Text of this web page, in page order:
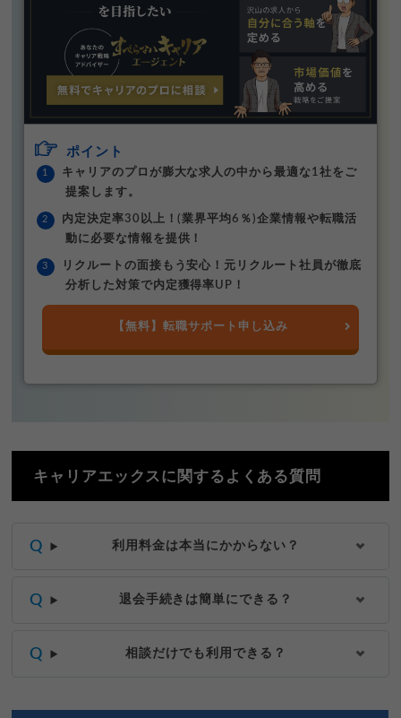
ポイント
キャリアのプロが膨大な求人の中から最適な1社をご
提案します。
内定決定率30以上！(業界平均6％)企業情報や転職活
動に必要な情報を提供！
リクルートの面接もう安心！元リクルート社員が徹底
分析した対策で内定獲得率UP！
【無料】転職サポート申し込み
キャリアエックスに関するよくある質問
利用料金は本当にかからない？
退会手続きは簡単にできる？
相談だけでも利用できる？